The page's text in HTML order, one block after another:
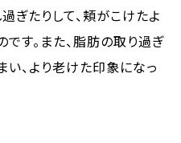
ぎたりして、頬がこけたよ
す。また、脂肪の取り過ぎ
い、より老けた印象になっ